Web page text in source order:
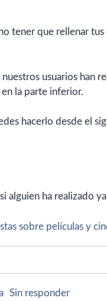
tener que rellenar tus
nuestros usuarios han
la parte inferior.
hacerlo desde el
alguien ha realizado
sobre películas y
Sin responder